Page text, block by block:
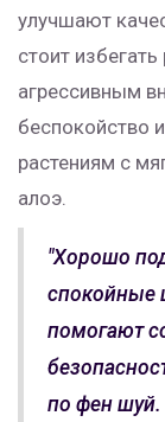
улучшают
стоит
агрессивным
беспокойство
растениям с
алоэ.
"Хорошо
спокойные
помогают
по фен шуй.